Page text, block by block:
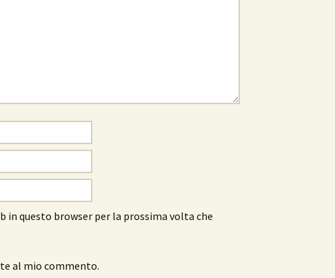
in questo browser per la prossima volta che
al mio commento.